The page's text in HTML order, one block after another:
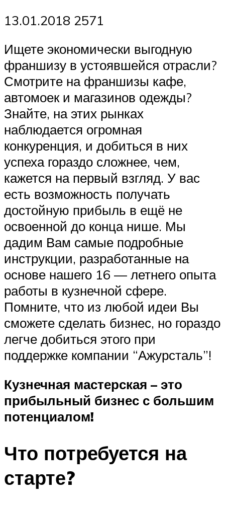
13.01.2018 2571
Ищете экономически выгодную
франшизу в устоявшейся отрасли?
Смотрите на франшизы кафе,
автомоек и магазинов одежды?
Знайте, на этих рынках
наблюдается огромная
конкуренция, и добиться в них
успеха гораздо сложнее, чем,
кажется на первый взгляд. У вас
есть возможность получать
достойную прибыль в ещё не
освоенной до конца нише. Мы
дадим Вам самые подробные
инструкции, разработанные на
основе нашего 16 — летнего опыта
работы в кузнечной сфере.
Помните, что из любой идеи Вы
сможете сделать бизнес, но гораздо
легче добиться этого при
поддержке компании “Ажурсталь”!
Кузнечная мастерская – это
прибыльный бизнес с большим
потенциалом!
Что потребуется на
старте?